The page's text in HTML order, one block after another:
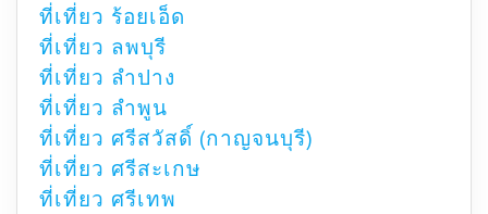
ที่เที่ยว ร้อยเอ็ด
ที่เที่ยว ลพบุรี
ที่เที่ยว ลำปาง
ที่เที่ยว ลำพูน
ที่เที่ยว ศรีสวัสดิ์ (กาญจนบุรี)
ที่เที่ยว ศรีสะเกษ
ที่เที่ยว ศรีเทพ